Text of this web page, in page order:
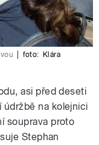
foto:
Klára
asi před deseti
údržbě na kolejnici
souprava proto
Stephan